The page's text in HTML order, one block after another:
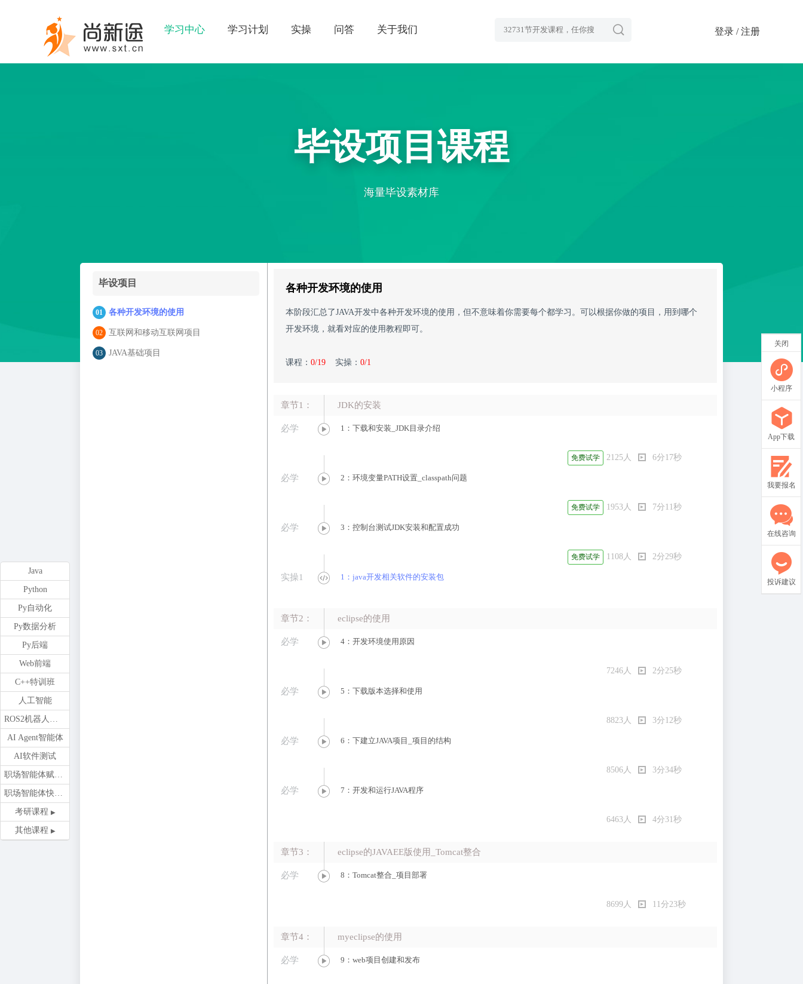
学习中心 学习计划 实操 问答 关于我们 登录 / 注册

毕设项目课程
海量毕设素材库
毕设项目
01 各种开发环境的使用
02 互联网和移动互联网项目
03 JAVA基础项目
各种开发环境的使用
本阶段汇总了JAVA开发中各种开发环境的使用，但不意味着你需要每个都学习。可以根据你做的项目，用到哪个
开发环境，就看对应的使用教程即可。
课程： 0/19实操： 0/1
章节1： JDK的安装
必学 1：下载和安装_JDK目录介绍
免费试学 2125人 6分17秒
必学 2：环境变量PATH设置_classpath问题
免费试学 1953人 7分11秒
必学 3：控制台测试JDK安装和配置成功
免费试学 1108人 2分29秒
实操1 1：java开发相关软件的安装包

章节2： eclipse的使用
必学 4：开发环境使用原因
7246人 2分25秒
必学 5：下载版本选择和使用
8823人 3分12秒
必学 6：下建立JAVA项目_项目的结构
8506人 3分34秒
必学 7：开发和运行JAVA程序
6463人 4分31秒
章节3： eclipse的JAVAEE版使用_Tomcat整合
必学 8：Tomcat整合_项目部署
8699人 11分23秒
章节4： myeclipse的使用
必学 9：web项目创建和发布
Java
Python
Py自动化
Py数据分析
Py后端
Web前端
C++特训班
人工智能
AI Agent智能体
AI软件测试
考研课程
其他课程
关闭
小程序
App下载
我要报名
在线咨询
投诉建议